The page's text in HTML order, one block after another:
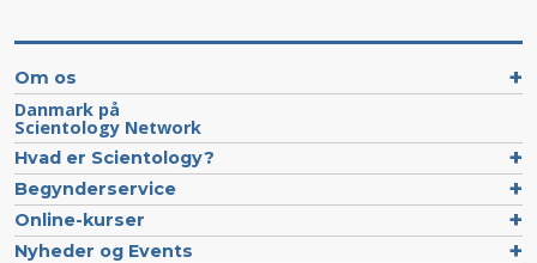
Om os
Danmark på
Scientology Network
Hvad er Scientology?
Begynderservice
Online-kurser
Nyheder og Events